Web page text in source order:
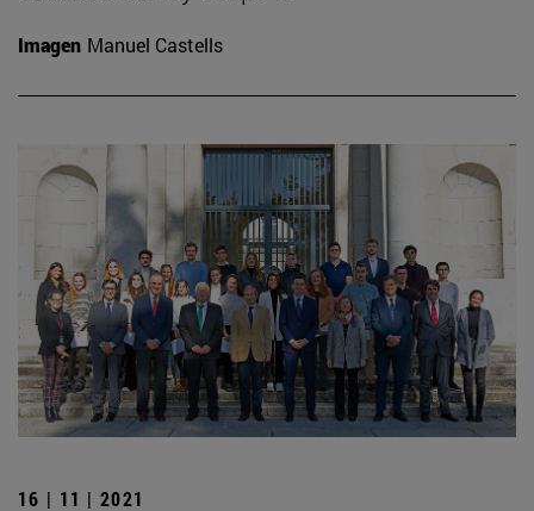
Imagen Manuel Castells
16 | 11 | 2021